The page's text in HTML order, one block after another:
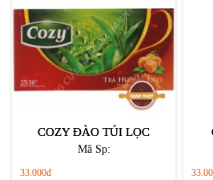
COZY ĐÀO TÚI LỌC
Mã Sp:
33.000đ